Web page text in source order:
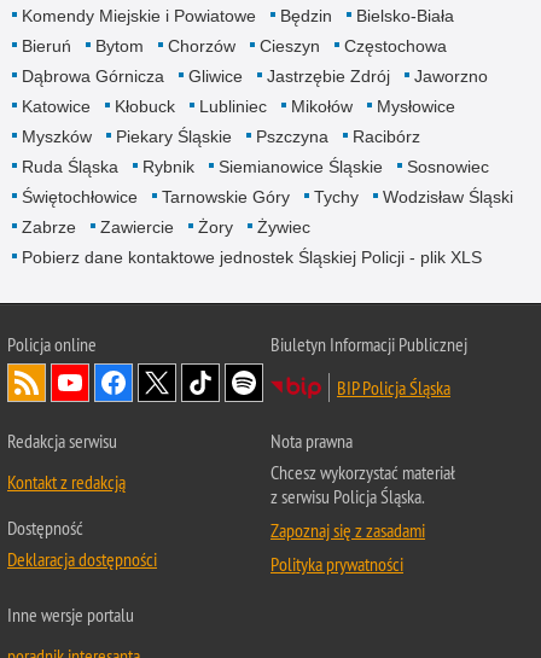
Komendy Miejskie i Powiatowe Będzin
Bielsko-Biała
Bieruń
Bytom Chorzów Cieszyn
Częstochowa
Dąbrowa Górnicza
Gliwice Jastrzębie Zdrój
Jaworzno
Katowice
Kłobuck Lubliniec Mikołów
Mysłowice
Myszków
Piekary Śląskie Pszczyna
Racibórz
Ruda Śląska
Rybnik Siemianowice Śląskie
Sosnowiec
Świętochłowice
Tarnowskie Góry Tychy
Wodzisław Śląski
Zabrze
Zawiercie Żory
Żywiec
Pobierz dane kontaktowe jednostek Śląskiej Policji - plik XLS
Policja online
Biuletyn Informacji Publicznej
BIP Policja Śląska
Redakcja serwisu
Kontakt z redakcją
Dostępność
Deklaracja dostępności
Nota prawna
Chcesz wykorzystać materiał
z serwisu Policja Śląska.
Zapoznaj się z zasadami
Polityka prywatności
Inne wersje portalu